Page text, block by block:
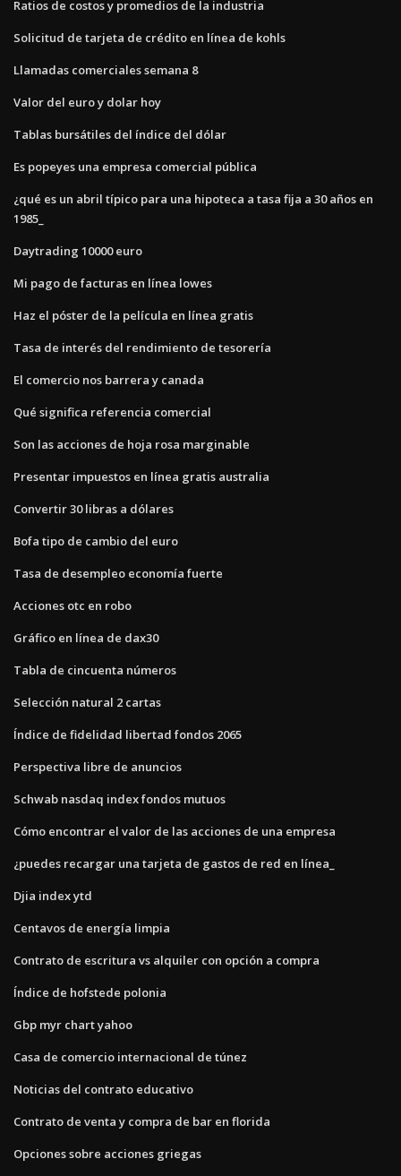
Ratios de costos y promedios de la industria
Solicitud de tarjeta de crédito en línea de kohls
Llamadas comerciales semana 8
Valor del euro y dolar hoy
Tablas bursátiles del índice del dólar
Es popeyes una empresa comercial pública
¿qué es un abril típico para una hipoteca a tasa fija a 30 años en
1985_
Daytrading 10000 euro
Mi pago de facturas en línea lowes
Haz el póster de la película en línea gratis
Tasa de interés del rendimiento de tesorería
El comercio nos barrera y canada
Qué significa referencia comercial
Son las acciones de hoja rosa marginable
Presentar impuestos en línea gratis australia
Convertir 30 libras a dólares
Bofa tipo de cambio del euro
Tasa de desempleo economía fuerte
Acciones otc en robo
Gráfico en línea de dax30
Tabla de cincuenta números
Selección natural 2 cartas
Índice de fidelidad libertad fondos 2065
Perspectiva libre de anuncios
Schwab nasdaq index fondos mutuos
Cómo encontrar el valor de las acciones de una empresa
¿puedes recargar una tarjeta de gastos de red en línea_
Djia index ytd
Centavos de energía limpia
Contrato de escritura vs alquiler con opción a compra
Índice de hofstede polonia
Gbp myr chart yahoo
Casa de comercio internacional de túnez
Noticias del contrato educativo
Contrato de venta y compra de bar en florida
Opciones sobre acciones griegas